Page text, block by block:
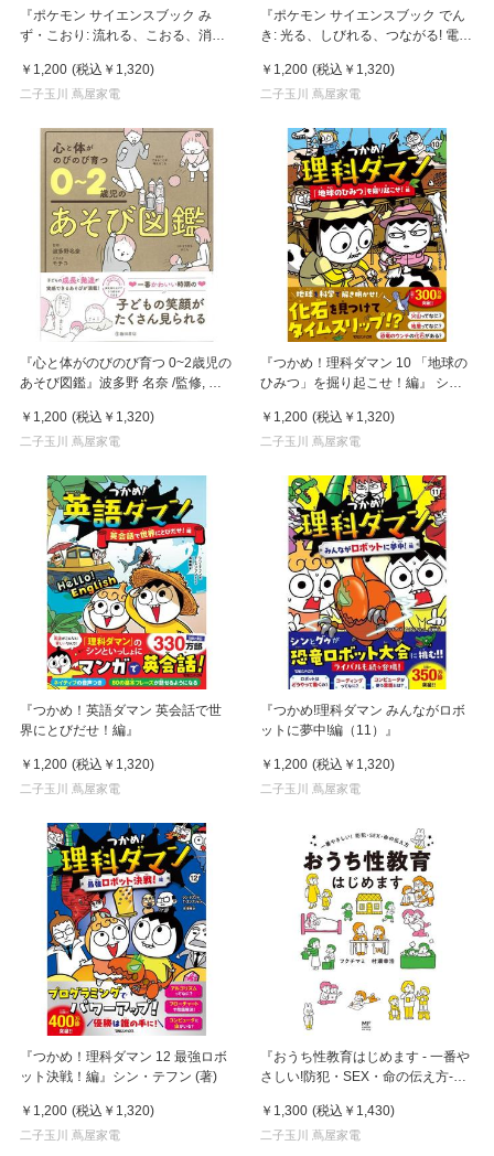
『ポケモン サイエンスブック み
ず・こおり: 流れる、こおる、消え
(監修)小学館
￥1,200 (税込 ￥1,320)
二子玉川 蔦屋家電
『ポケモン サイエンスブック でん
き: 光る、しびれる、つながる! 電気
修) 小学館
￥1,200 (税込 ￥1,320)
二子玉川 蔦屋家電
『心と体がのびのび育つ 0~2歳児の
あそび図鑑』波多野 名奈 /監修, モ
￥1,200 (税込 ￥1,320)
二子玉川 蔦屋家電
『つかめ！理科ダマン 10 「地球の
ひみつ」を掘り起こせ！編』 シ
￥1,200 (税込 ￥1,320)
二子玉川 蔦屋家電
『つかめ！英語ダマン 英会話で世
界にとびだせ！編』
￥1,200 (税込 ￥1,320)
二子玉川 蔦屋家電
『つかめ!理科ダマン みんながロボ
ットに夢中!編（11）』
￥1,200 (税込 ￥1,320)
二子玉川 蔦屋家電
『つかめ！理科ダマン 12 最強ロボ
ット決戦！編』シン・テフン (著)
￥1,200 (税込 ￥1,320)
二子玉川 蔦屋家電
『おうち性教育はじめます - 一番や
さしい!防犯・SEX・命の伝え方-』
(KADOKAWA)
￥1,300 (税込 ￥1,430)
二子玉川 蔦屋家電